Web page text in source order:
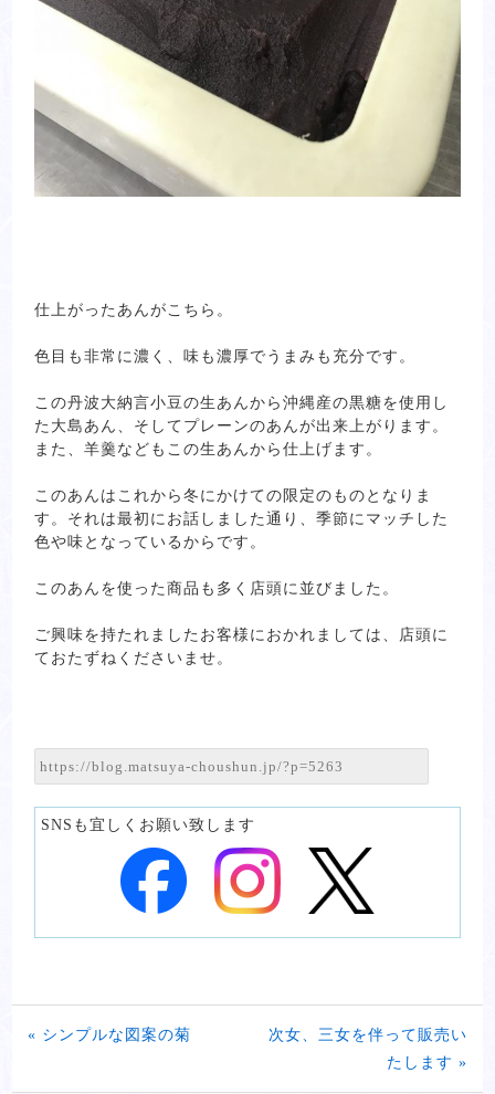
仕上がったあんがこちら。
色目も非常に濃く、味も濃厚でうまみも充分です。
この丹波大納言小豆の生あんから沖縄産の黒糖を使用し
た大島あん、そしてプレーンのあんが出来上がります。
また、羊羹などもこの生あんから仕上げます。
このあんはこれから冬にかけての限定のものとなりま
す。それは最初にお話しました通り、季節にマッチした
色や味となっているからです。
このあんを使った商品も多く店頭に並びました。
ご興味を持たれましたお客様におかれましては、店頭に
ておたずねくださいませ。
SNSも宜しくお願い致します
« シンプルな図案の菊
次女、三女を伴って販売い
たします »